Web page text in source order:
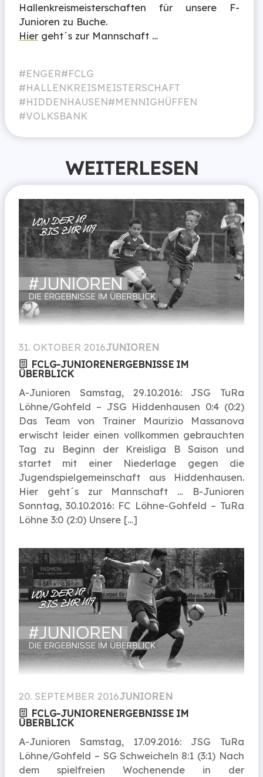
Hallenkreismeisterschaften für unsere F-
Junioren zu Buche.
Hiergeht´s zur Mannschaft …
ENGER
FCLG
HALLENKREISMEISTERSCHAFT
HIDDENHAUSEN
MENNIGHÜFFEN
VOLKSBANK
WEITERLESEN
31. OKTOBER 2016JUNIOREN
FCLG-JUNIORENERGEBNISSE IM
ÜBERBLICK
A-Junioren Samstag, 29.10.2016: JSG TuRa
Löhne/Gohfeld – JSG Hiddenhausen 0:4 (0:2)
Das Team von Trainer Maurizio Massanova
erwischt leider einen vollkommen gebrauchten
Tag zu Beginn der Kreisliga B Saison und
startet mit einer Niederlage gegen die
Jugendspielgemeinschaft aus Hiddenhausen.
Hier geht´s zur Mannschaft … B-Junioren
Sonntag, 30.10.2016: FC Löhne-Gohfeld – TuRa
Löhne 3:0 (2:0) Unsere […]
20. SEPTEMBER 2016JUNIOREN
FCLG-JUNIORENERGEBNISSE IM
ÜBERBLICK
A-Junioren Samstag, 17.09.2016: JSG TuRa
Löhne/Gohfeld – SG Schweicheln 8:1 (3:1) Nach
dem spielfreien Wochenende in der